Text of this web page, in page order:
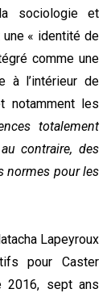
sociologie et
une « identité de
comme une
à l’intérieur de
notamment les
totalement
contraire, des
normes pour les
Lapeyroux
pour Caster
2016, sept ans